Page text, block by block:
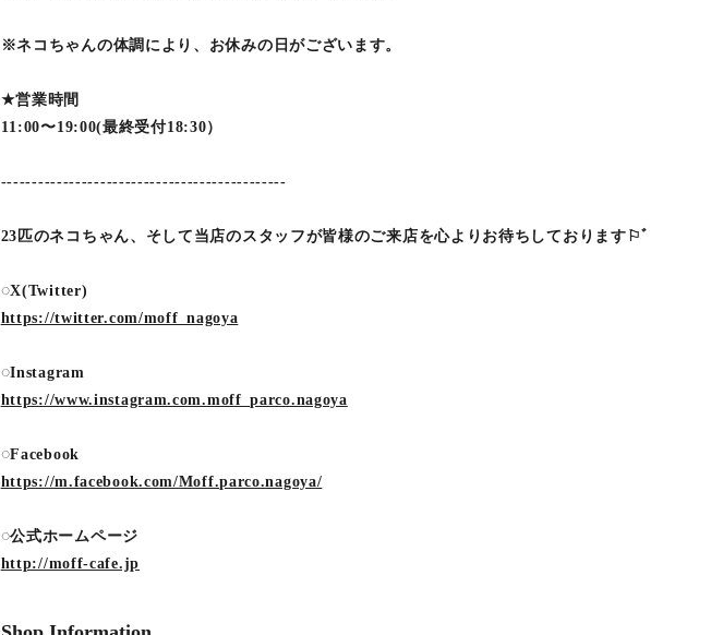
※ネコちゃんの体調により、お休みの日がございます。
★営業時間
11:00〜19:00(最終受付18:30）
----------------------------------------------
23匹のネコちゃん、そして当店のスタッフが皆様のご来店を心よりお待ちしております⚐ﾞ
◌X(Twitter)
https://twitter.com/moff_nagoya
◌Instagram
https://www.instagram.com.moff_parco.nagoya
◌Facebook
https://m.facebook.com/Moff.parco.nagoya/
◌公式ホームページ
http://moff-cafe.jp